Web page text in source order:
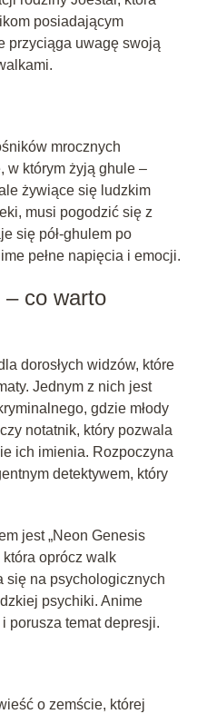
posiadającym
przyciąga uwagę swoją
mrocznych
w którym żyją ghule –
żywiące się ludzkim
musi pogodzić się z
się pół-ghulem po
pełne napięcia i emocji.
– co warto
dorosłych widzów, które
Jednym z nich jest
gdzie młody
notatnik, który pozwala
ich imienia. Rozpoczyna
detektywem, który
jest „Neon Genesis
która oprócz walk
się na psychologicznych
psychiki. Anime
porusza temat depresji.
o zemście, której